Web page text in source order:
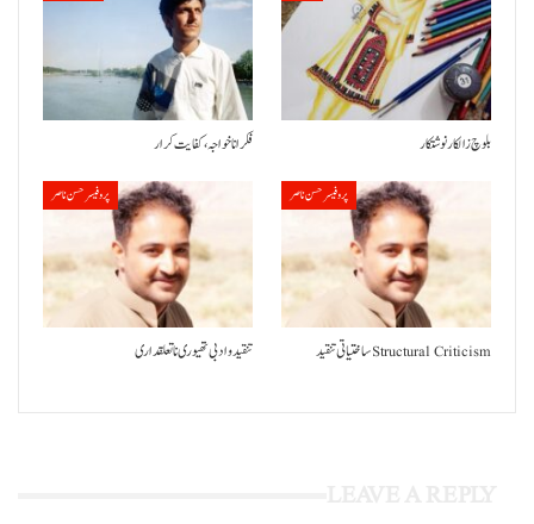
فکر انا خواجہ، کفایت کرار بلوچ زالکار نوشتکار
پروفیسر حسن ناصر
تنقید و ادبی تھیوری نا تعلقداری
پروفیسر حسن ناصر
ساختیاتی تنقید Structural Criticism